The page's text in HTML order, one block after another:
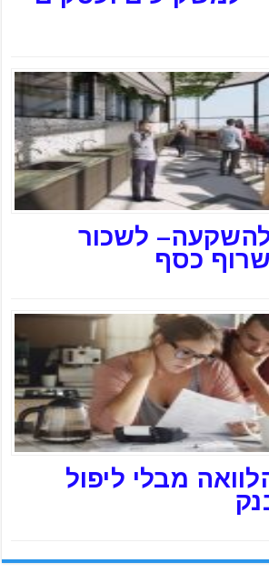
לשכור
כסף
מבלי ליפול